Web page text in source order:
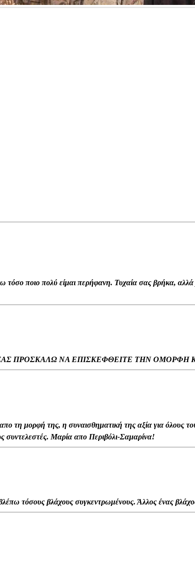
ποιο πολύ είμαι περήφανη. Τυχαία σας βρήκα, αλλά
ΠΡΟΣΚΑΛΩ ΝΑ ΕΠΙΣΚΕΦΘΕΙΤΕ ΤΗΝ ΟΜΟΡΦΗ
τη μορφή της, η συναισθηματική της αξία για όλους
Μαρία απο Περιβόλι-Σαμαρίνα!
τόσους βλάχους συγκεντρωμένους. Άλλος ένας